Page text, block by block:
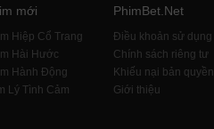
mới
Hiệp Cổ Trang
Hài Hước
Hành Động
Lý Tình Cảm
PhimBet.Net
Điều khoản sử dụng
Chính sách riêng tư
Khiếu nại bản quyền
Giới thiệu